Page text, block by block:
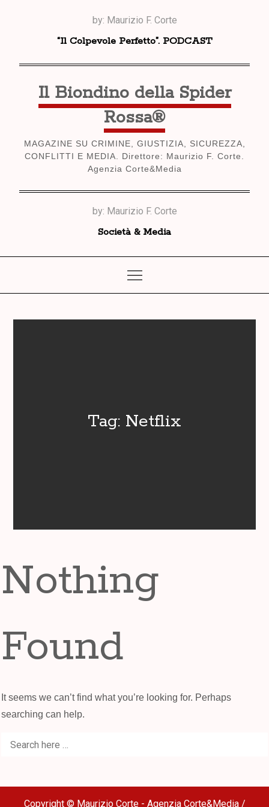
by: Maurizio F. Corte
“Il Colpevole Perfetto”. PODCAST
Il Biondino della Spider
Rossa®
MAGAZINE SU CRIMINE, GIUSTIZIA, SICUREZZA,
CONFLITTI E MEDIA. Direttore: Maurizio F. Corte.
Agenzia Corte&Media
by: Maurizio F. Corte
Società & Media
Tag: Netflix
Nothing
Found
It seems we can’t find what you’re looking for. Perhaps
searching can help.
Search
Copyright © Maurizio Corte - Agenzia Corte&Media /